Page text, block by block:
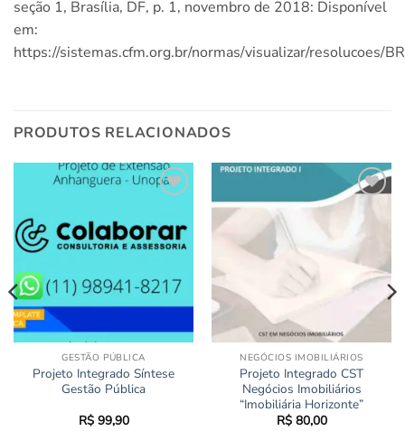
seção 1, Brasília, DF, p. 1, novembro de 2018: Disponível
em:
https://sistemas.cfm.org.br/normas/visualizar/resolucoes/
PRODUTOS RELACIONADOS
wishlist
GESTÃO PÚBLICA
Projeto Integrado Síntese
Gestão Pública
R$99,90
Add to
wishlist
NEGÓCIOS IMOBILIÁRIOS
Projeto Integrado CST
Negócios Imobiliários
“Imobiliária Horizonte”
R$80,00